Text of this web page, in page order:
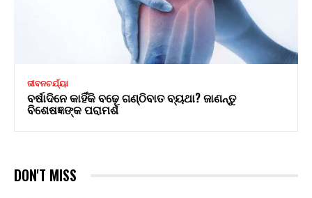
ଜୀବନଚର୍ଯ୍ୟା
ବର୍ଷାଦିନେ କାହିଁକି ବଢ଼େ ଗଣ୍ଠିବାତ ବ୍ୟଥା? ଜାଣନ୍ତୁ
ବିଶେଷଜ୍ଞଙ୍କ ପରାମର୍ଶ
DON'T MISS